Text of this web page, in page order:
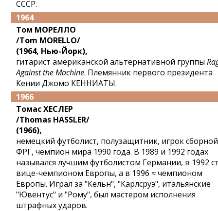
СССР.
1964
Том МОРЕЛЛО
/Tom MORELLO/
(1964, Нью-Йорк),
гитарист американской альтернативной группы
Against the Machine. Племянник первого президента
Кении Джомо КЕННИАТЫ.
1966
Томас ХЕСЛЕР
/Thomas HASSLER/
(1966),
немецкий футболист, полузащитник, игрок сборной
ФРГ, чемпион мира 1990 года. В 1989 и 1992 годах
назывался лучшим футболистом Германии, в 1992
вице-чемпионом Европы, а в 1996 ≈ чемпионом
Европы. Играл за "Кельн", "Карлсруэ", итальянские
"Ювентус" и "Рому", был мастером исполнения
штрафных ударов.